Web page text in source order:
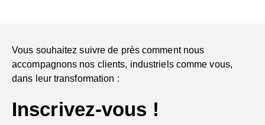
Vous souhaitez suivre de près comment nous
accompagnons nos clients, industriels comme vous,
dans leur transformation :
Inscrivez-vous !